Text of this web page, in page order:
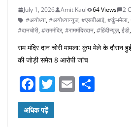
July 1, 2026 Amit Kaul 64 Views
2
#अयोध्या,#अयोध्यान्यूज,#एसबीआई,#कुंभमेला,
#दानचोरी,#राममंदिर,#राममंदिरदान,#हिंदीन्यूज़,ईडी,
राम मंदिर दान चोरी मामला: कुंभ मेले के
की जोड़ी समेत 8 आरोपी जांच
F
a
c
T E
अधिक पढ़ें